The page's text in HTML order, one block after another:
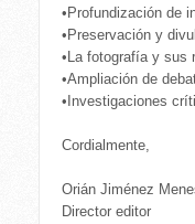
•Profundización de
•Preservación y
•La fotografía y sus
•Ampliación de
•Investigaciones
Cordialmente,
Orián Jiménez
Director editor